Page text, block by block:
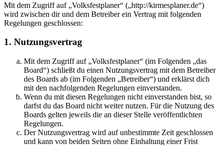
Mit dem Zugriff auf „Volksfestplaner“ („http://kirmesplaner.de“)
wird zwischen dir und dem Betreiber ein Vertrag mit folgenden
Regelungen geschlossen:
1. Nutzungsvertrag
Mit dem Zugriff auf „Volksfestplaner“ (im Folgenden „das
Board“) schließt du einen Nutzungsvertrag mit dem Betreiber
des Boards ab (im Folgenden „Betreiber“) und erklärst dich
mit den nachfolgenden Regelungen einverstanden.
Wenn du mit diesen Regelungen nicht einverstanden bist, so
darfst du das Board nicht weiter nutzen. Für die Nutzung des
Boards gelten jeweils die an dieser Stelle veröffentlichten
Regelungen.
Der Nutzungsvertrag wird auf unbestimmte Zeit geschlossen
und kann von beiden Seiten ohne Einhaltung einer Frist